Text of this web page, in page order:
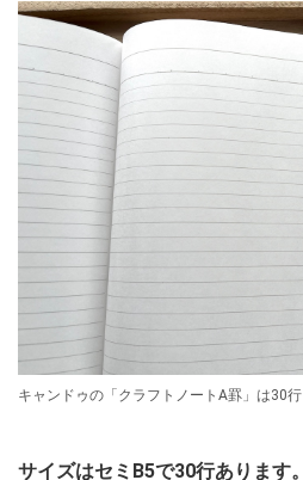
キャンドゥの「クラフトノートA罫」は30行
サイズはセミB5で30行あります。